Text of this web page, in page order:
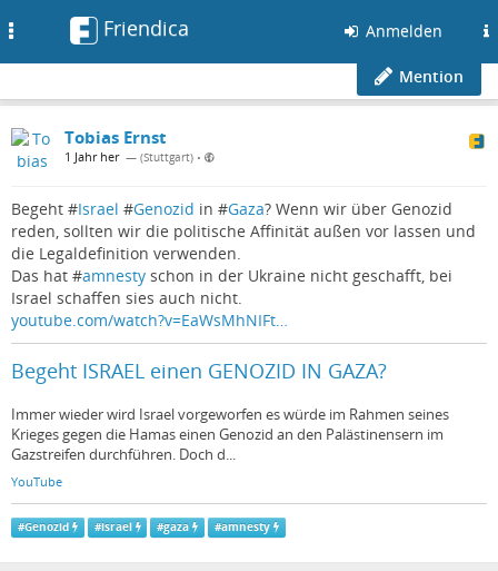
Friendica Anmelden
Mention
Tobias Ernst
1 Jahr her — (Stuttgart) •
Begeht #Israel #Genozid in #Gaza? Wenn wir über Genozid
reden, sollten wir die politische Affinität außen vor lassen und
die Legaldefinition verwenden.
Das hat #amnesty schon in der Ukraine nicht geschafft, bei
Israel schaffen sies auch nicht.
youtube.com/watch?v=EaWsMhNIFt…
Begeht ISRAEL einen GENOZID IN GAZA?
Immer wieder wird Israel vorgeworfen es würde im Rahmen seines
Krieges gegen die Hamas einen Genozid an den Palästinensern im
Gazstreifen durchführen. Doch d...
YouTube
#Genozid #israel #gaza #amnesty